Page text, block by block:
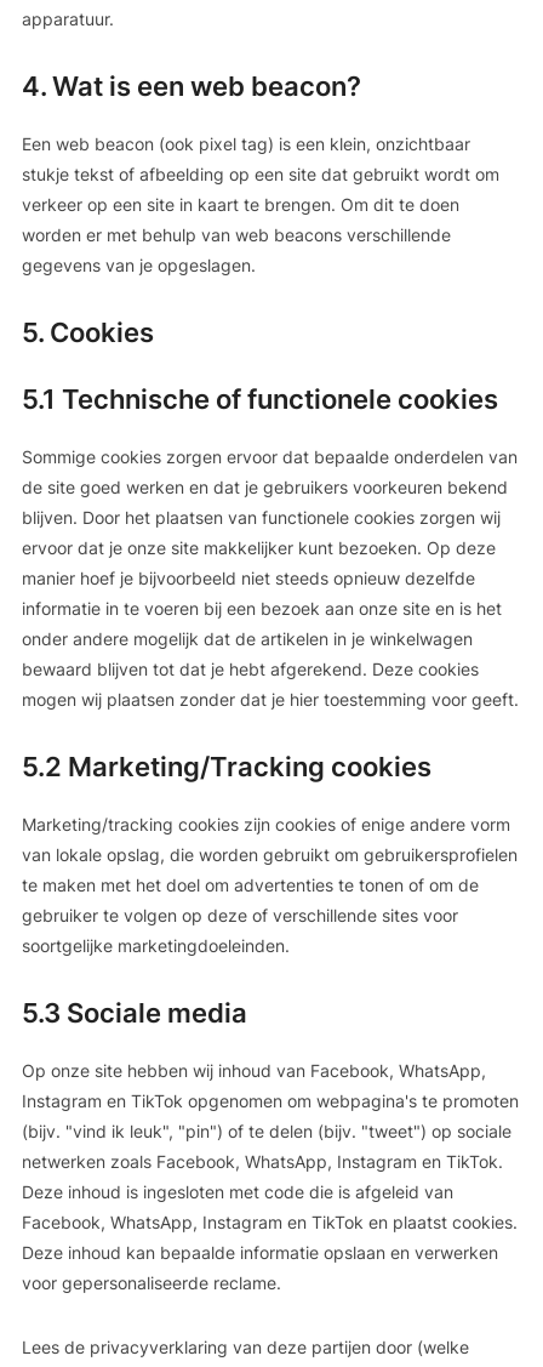
apparatuur.
4. Wat is een web beacon?
Een web beacon (ook pixel tag) is een klein, onzichtbaar
stukje tekst of afbeelding op een site dat gebruikt wordt om
verkeer op een site in kaart te brengen. Om dit te doen
worden er met behulp van web beacons verschillende
gegevens van je opgeslagen.
5. Cookies
5.1 Technische of functionele cookies
Sommige cookies zorgen ervoor dat bepaalde onderdelen van
de site goed werken en dat je gebruikers voorkeuren bekend
blijven. Door het plaatsen van functionele cookies zorgen wij
ervoor dat je onze site makkelijker kunt bezoeken. Op deze
manier hoef je bijvoorbeeld niet steeds opnieuw dezelfde
informatie in te voeren bij een bezoek aan onze site en is het
onder andere mogelijk dat de artikelen in je winkelwagen
bewaard blijven tot dat je hebt afgerekend. Deze cookies
mogen wij plaatsen zonder dat je hier toestemming voor geeft.
5.2 Marketing/Tracking cookies
Marketing/tracking cookies zijn cookies of enige andere vorm
van lokale opslag, die worden gebruikt om gebruikersprofielen
te maken met het doel om advertenties te tonen of om de
gebruiker te volgen op deze of verschillende sites voor
soortgelijke marketingdoeleinden.
5.3 Sociale media
Op onze site hebben wij inhoud van Facebook, WhatsApp,
Instagram en TikTok opgenomen om webpagina's te promoten
(bijv. "vind ik leuk", "pin") of te delen (bijv. "tweet") op sociale
netwerken zoals Facebook, WhatsApp, Instagram en TikTok.
Deze inhoud is ingesloten met code die is afgeleid van
Facebook, WhatsApp, Instagram en TikTok en plaatst cookies.
Deze inhoud kan bepaalde informatie opslaan en verwerken
voor gepersonaliseerde reclame.
Lees de privacyverklaring van deze partijen door (welke